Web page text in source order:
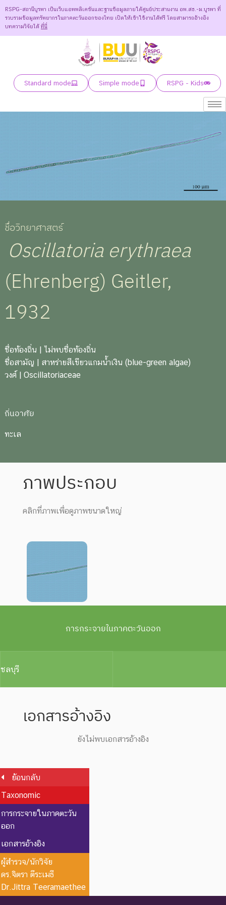
RSPG-สถานีบูรพา เป็นเว็บแอพพลิเคชันและฐานข้อมูลภายใต้ศูนย์ประสานงาน อพ.สธ.-ม.บูรพา ที่
รวบรวมข้อมูลทรัพยากรในภาคตะวันออกของไทย เปิดให้เข้าใช้งานได้ฟรี โดยสามารถอ้างอิง
บทความวิจัยได้ ที่นี่
Standard mode Simple mode RSPG - Kids
ชื่อวิทยาศาสตร์
Oscillatoria erythraea
(Ehrenberg) Geitler,
1932
ชื่อท้องถิ่น | ไม่พบชื่อท้องถิ่น
ชื่อสามัญ | สาหร่ายสีเขียวแกมน้ำเงิน (blue-green algae)
วงศ์ | Oscillatoriaceae
ถิ่นอาศัย
ทะเล
ภาพประกอบ
คลิกที่ภาพเพื่อดูภาพขนาดใหญ่
การกระจายในภาคตะวันออก
ชลบุรี
เอกสารอ้างอิง
ยังไม่พบเอกสารอ้างอิง
ย้อนกลับ
Taxonomic
การกระจายในภาคตะวัน
ออก
เอกสารอ้างอิง
ผู้สำรวจ/นักวิจัย
ดร.จิตรา ตีระเมธี
Dr.Jittra Teeramaethee